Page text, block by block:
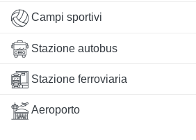
Campi sportivi
Stazione autobus
Stazione ferroviaria
Aeroporto